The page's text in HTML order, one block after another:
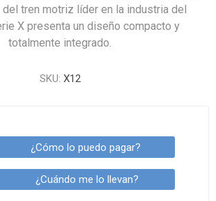
del tren motriz líder en la industria del
X presenta un diseño compacto y
totalmente integrado.
SKU: X12
¿Cómo lo puedo pagar?
¿Cuándo me lo llevan?